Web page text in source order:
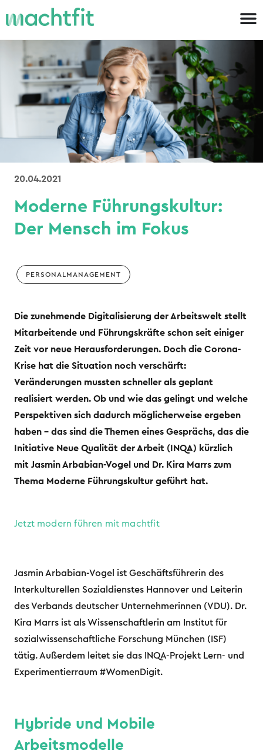
20.04.2021
Moderne Führungskultur:
Der Mensch im Fokus
PERSONALMANAGEMENT
Die zunehmende Digitalisierung der Arbeitswelt stellt
Mitarbeitende und Führungskräfte schon seit einiger
Zeit vor neue Herausforderungen. Doch die Corona-
Krise hat die Situation noch verschärft:
Veränderungen mussten schneller als geplant
realisiert werden. Ob und wie das gelingt und welche
Perspektiven sich dadurch möglicherweise ergeben
haben – das sind die Themen eines Gesprächs, das die
Initiative Neue Qualität der Arbeit (INQA) kürzlich
mit Jasmin Arbabian-Vogel und Dr. Kira Marrs zum
Thema Moderne Führungskultur geführt hat.
Jetzt modern führen mit machtfit
Jasmin Arbabian-Vogel ist Geschäftsführerin des
Interkulturellen Sozialdienstes Hannover und Leiterin
des Verbands deutscher Unternehmerinnen (VDU). Dr.
Kira Marrs ist als Wissenschaftlerin am Institut für
sozialwissenschaftliche Forschung München (ISF)
tätig. Außerdem leitet sie das INQA-Projekt Lern- und
Experimentierraum #WomenDigit.
Hybride und Mobile
Arbeitsmodelle